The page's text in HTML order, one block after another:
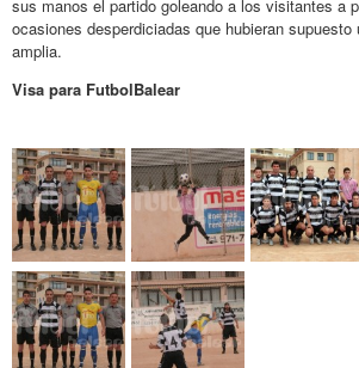
sus manos el partido goleando a los visitantes a
ocasiones desperdiciadas que hubieran supuesto
amplia.
Visa para FutbolBalear